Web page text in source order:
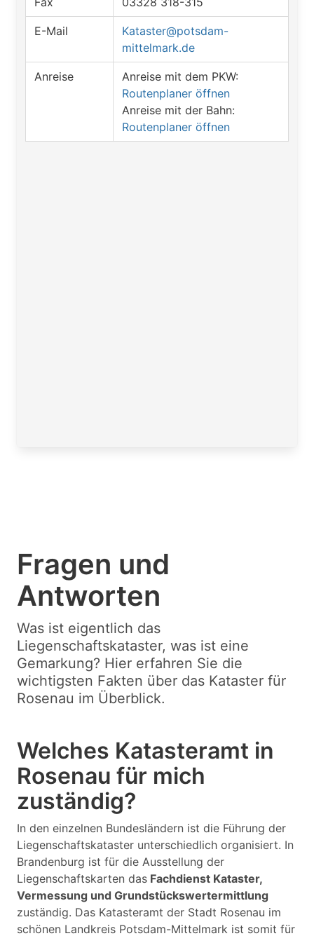
E-Mail
Kataster@potsdam-
mittelmark.de
Anreise
Anreise mit dem PKW:
Routenplaner öffnen
Anreise mit der Bahn:
Routenplaner öffnen
Fragen und
Antworten
Was ist eigentlich das
Liegenschaftskataster, was ist eine
Gemarkung? Hier erfahren Sie die
wichtigsten Fakten über das Kataster für
Rosenau im Überblick.
Welches Katasteramt in
Rosenau für mich
zuständig?
In den einzelnen Bundesländern ist die Führung der
Liegenschaftskataster unterschiedlich organisiert. In
Brandenburg ist für die Ausstellung der
Liegenschaftskarten das Fachdienst Kataster,
Vermessung und Grundstückswertermittlung
zuständig. Das Katasteramt der Stadt Rosenau im
schönen Landkreis Potsdam-Mittelmark ist somit für